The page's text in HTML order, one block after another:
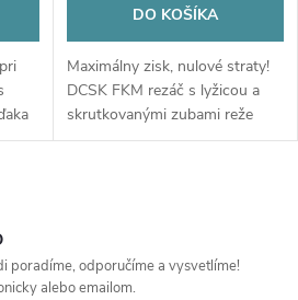
DO KOŠÍKA
Maximálny zisk, nulové straty!
DCSK FKM rezáč s lyžicou a
skrutkovanými zubami reže
čisto a naberá do posledného
prestojov!
poradíme, odporučíme a vysvetlíme!
alebo emailom.